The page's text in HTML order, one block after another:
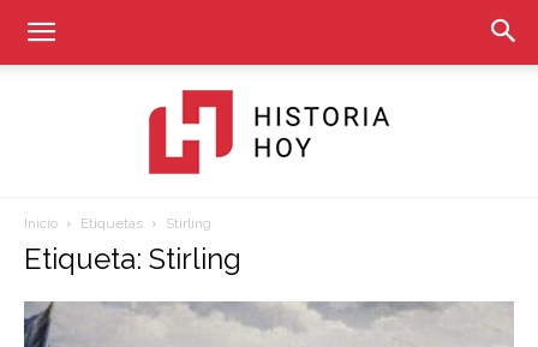
Hoy
Inicio Etiquetas Stirling
Etiqueta: Stirling